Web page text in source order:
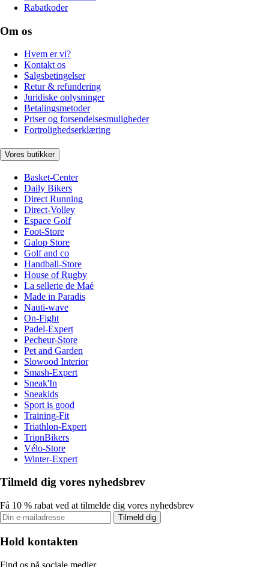
Rabatkoder
Om os
Hvem er vi?
Kontakt os
Salgsbetingelser
Retur & refundering
Juridiske oplysninger
Betalingsmetoder
Priser og forsendelsesmuligheder
Fortrolighedserklæring
Vores butikker
Basket-Center
Daily Bikers
Direct Running
Direct-Volley
Espace Golf
Foot-Store
Galop Store
Golf and co
Handball-Store
House of Rugby
La sellerie de Maé
Made in Paradis
Nauti-wave
On-Fight
Padel-Expert
Pecheur-Store
Pet and Garden
Slowood Interior
Smash-Expert
Sneak'In
Sneakids
Sport is good
Training-Fit
Triathlon-Expert
TripnBikers
Vélo-Store
Winter-Expert
Tilmeld dig vores nyhedsbrev
Få 10 % rabat ved at tilmelde dig vores nyhedsbrev
Tilmeld dig
Hold kontakten
Find os på sociale medier